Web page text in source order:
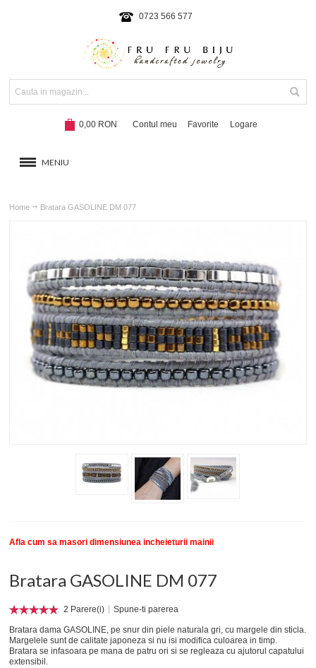
0723 566 577
0,00 RON Contul meu Favorite Logare
MENIU
BRATARI CU SNUR
NOUTATI 2024 Hot!
SETURI BRATARI New
COLECTII BRATARI
Home Bratara GASOLINE DM 077
Afla cum sa masori dimensiunea incheieturii mainii
Bratara GASOLINE DM 077
2 Parere(i) Spune-ti parerea
Bratara dama GASOLINE, pe snur din piele naturala gri, cu margele din sticla.
Margelele sunt de calitate japoneza si nu isi modifica culoarea in timp.
Bratara se infasoara pe mana de patru ori si se regleaza cu ajutorul capatului
extensibil.